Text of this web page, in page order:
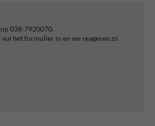
038-7920070.
vul het formulier in en we reageren zo